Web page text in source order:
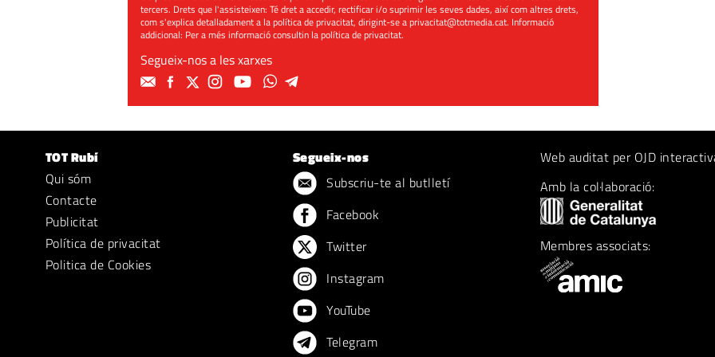
tercers. Drets que l'assisteixen: Té dret a accedir, rectificar i/o suprimir les seves dades, així com altres drets,
com s'explica detalladament a la política de privacitat, dirigint-se aprivacitat@totmedia.cat. Informació
addicional: Per a més informació consultin lapolítica de privacitat.
Segueix-nos a les xarxes
TOT Rubí
Qui sóm
Contacte
Publicitat
Política de privacitat
Politica de Cookies
Segueix-nos
Subscriu-te al butlletí
Facebook
Twitter
Instagram
YouTube
Telegram
Web auditat per OJD
Amb la col·laboració:
Membres associats: